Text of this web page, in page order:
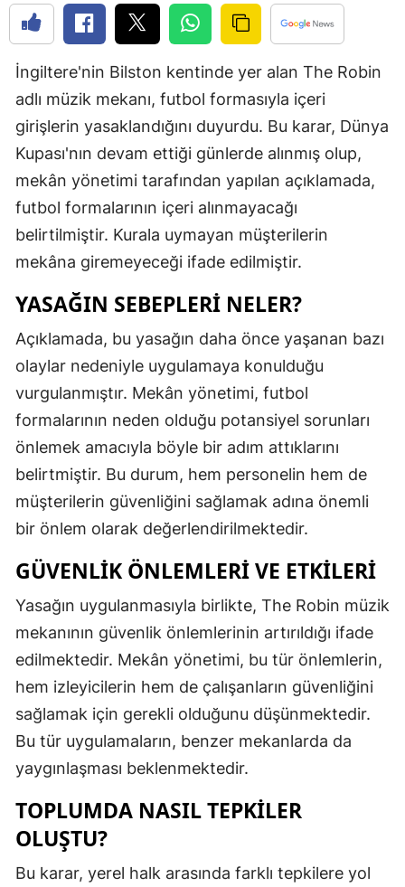
Çankırı
Çorum
Denizli
Diyarbakır
Edirne
Gaziantep
Gümüşhane
Hakkari
Hatay
Mersin
İstanbul
İzmir
Kars
Kastamonu
Kayseri
Kocaeli
İngiltere'nin Bilston kentinde yer alan The Robin
adlı müzik mekanı, futbol formasıyla içeri
girişlerin yasaklandığını duyurdu. Bu karar, Dünya
Kupası'nın devam ettiği günlerde alınmış olup,
mekân yönetimi tarafından yapılan açıklamada,
futbol formalarının içeri alınmayacağı
belirtilmiştir. Kurala uymayan müşterilerin
mekâna giremeyeceği ifade edilmiştir.
YASAĞIN SEBEPLERI NELER?
Açıklamada, bu yasağın daha önce yaşanan bazı
olaylar nedeniyle uygulamaya konulduğu
vurgulanmıştır. Mekân yönetimi, futbol
formalarının neden olduğu potansiyel sorunları
önlemek amacıyla böyle bir adım attıklarını
belirtmiştir. Bu durum, hem personelin hem de
müşterilerin güvenliğini sağlamak adına önemli
bir önlem olarak değerlendirilmektedir.
GÜVENLIK ÖNLEMLERI VE ETKILERI
Yasağın uygulanmasıyla birlikte, The Robin müzik
mekanının güvenlik önlemlerinin artırıldığı ifade
edilmektedir. Mekân yönetimi, bu tür önlemlerin,
hem izleyicilerin hem de çalışanların güvenliğini
sağlamak için gerekli olduğunu düşünmektedir.
Bu tür uygulamaların, benzer mekanlarda da
yaygınlaşması beklenmektedir.
TOPLUMDA NASIL TEPKILER
OLUŞTU?
Bu karar, yerel halk arasında farklı tepkilere yol